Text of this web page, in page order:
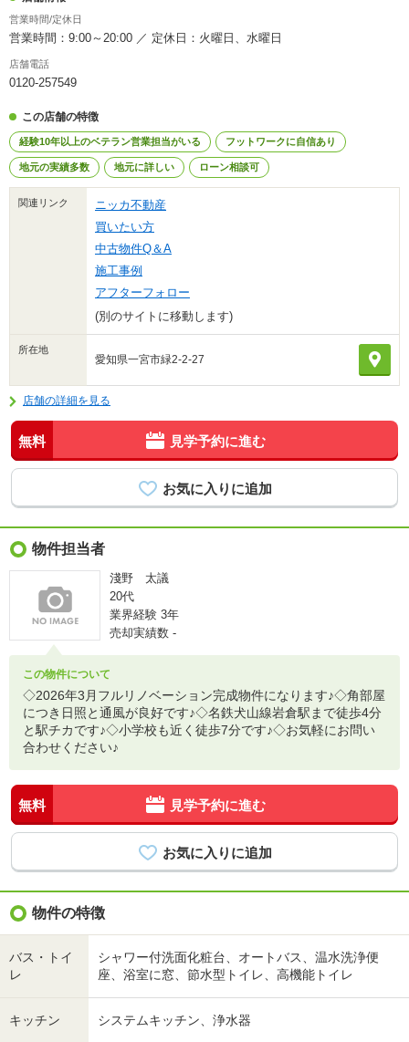
営業時間/定休日
営業時間：9:00～20:00 ／ 定休日：火曜日、水曜日
店舗電話
0120-257549
この店舗の特徴
経験10年以上のベテラン営業担当がいる フットワークに自信あり
地元の実績多数 地元に詳しい ローン相談可
関連リンク
ニッカ不動産
買いたい方
中古物件Q＆A
施工事例
アフターフォロー
(別のサイトに移動します)
所在地
愛知県一宮市緑2-2-27
店舗の詳細を見る
無料 見学予約に進む
物件担当者
淺野 太議
20代
業界経験 3年
売却実績数 -
この物件について
◇2026年3月フルリノベーション完成物件になります♪◇角部屋
につき日照と通風が良好です♪◇名鉄犬山線岩倉駅まで徒歩4分
と駅チカです♪◇小学校も近く徒歩7分です♪◇お気軽にお問い
合わせください♪
無料 見学予約に進む
物件の特徴
バス・トイ
レ
シャワー付洗面化粧台、オートバス、温水洗浄便
座、浴室に窓、節水型トイレ、高機能トイレ
キッチン システムキッチン、浄水器